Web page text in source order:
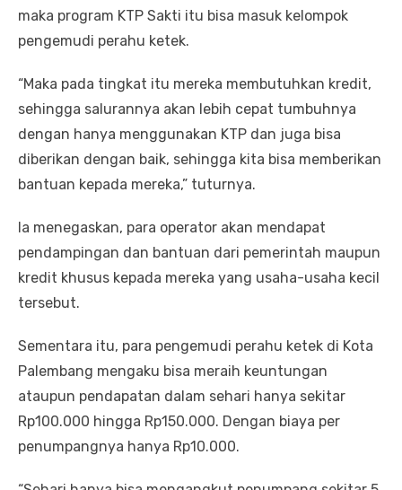
maka program KTP Sakti itu bisa masuk kelompok
pengemudi perahu ketek.
“Maka pada tingkat itu mereka membutuhkan kredit,
sehingga salurannya akan lebih cepat tumbuhnya
dengan hanya menggunakan KTP dan juga bisa
diberikan dengan baik, sehingga kita bisa memberikan
bantuan kepada mereka,” tuturnya.
Ia menegaskan, para operator akan mendapat
pendampingan dan bantuan dari pemerintah maupun
kredit khusus kepada mereka yang usaha-usaha kecil
tersebut.
Sementara itu, para pengemudi perahu ketek di Kota
Palembang mengaku bisa meraih keuntungan
ataupun pendapatan dalam sehari hanya sekitar
Rp100.000 hingga Rp150.000. Dengan biaya per
penumpangnya hanya Rp10.000.